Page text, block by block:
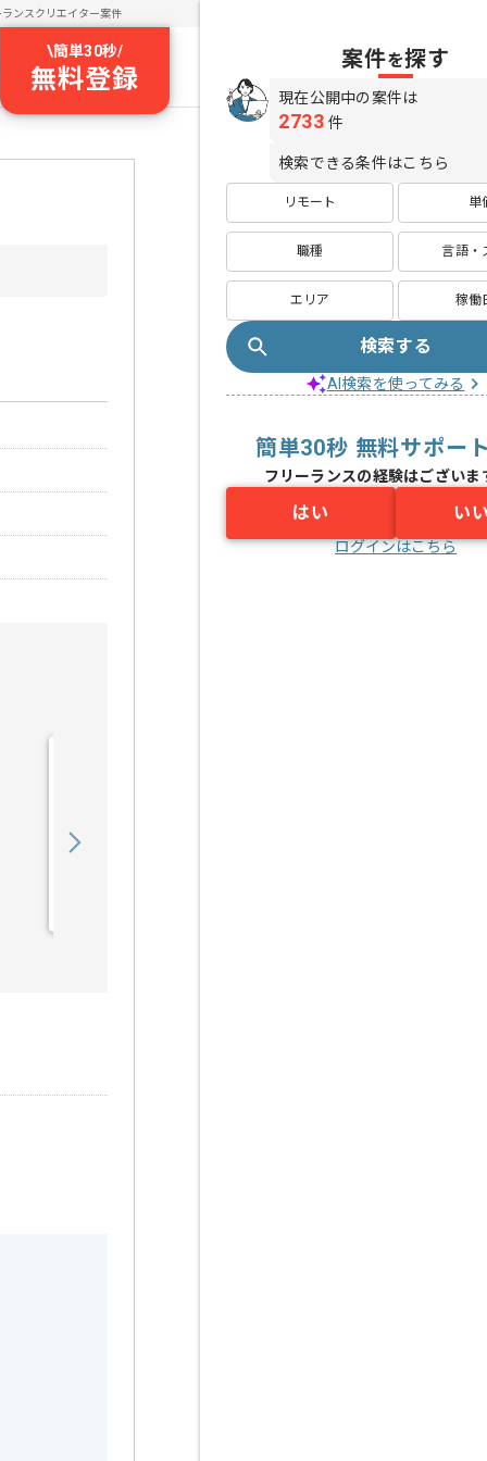
ランスクリエイター案件
\簡単30秒/
無料登録
案件を探す
現在公開中の案件は
2733 件
検索できる条件はこちら
リモート 単
職種 言語・
エリア 稼働
検索する
AI検索を使ってみる
簡単30秒 無料サポー
フリーランスの経験はございま
はい い
ログインはこちら